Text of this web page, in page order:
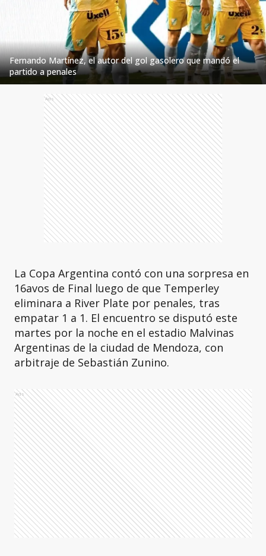
Fernando Martínez, el autor del gol gasolero que mandó el
partido a penales
Ads
La Copa Argentina contó con una sorpresa en
16avos de Final luego de que Temperley
eliminara a River Plate por penales, tras
empatar 1 a 1. El encuentro se disputó este
martes por la noche en el estadio Malvinas
Argentinas de la ciudad de Mendoza, con
arbitraje de Sebastián Zunino.
Ads